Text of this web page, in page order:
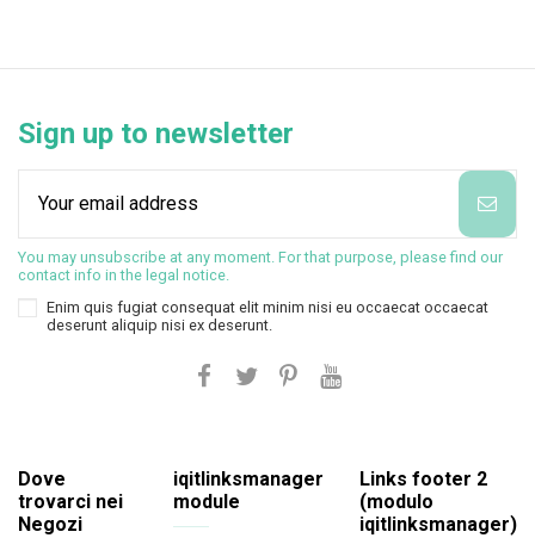
Sign up to newsletter
You may unsubscribe at any moment. For that purpose, please find our
contact info in the legal notice.
Enim quis fugiat consequat elit minim nisi eu occaecat occaecat
deserunt aliquip nisi ex deserunt.
Dove
trovarci nei
Negozi
iqitlinksmanager
module
Links footer 2
(modulo
iqitlinksmanager)